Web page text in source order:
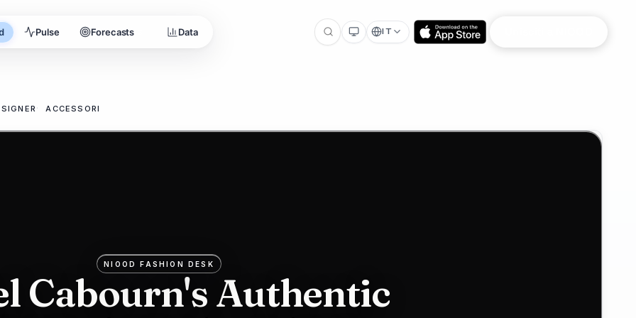
Pulse Forecasts Data IT
ACCESSORI
NIOOD FASHION DESK
Cabourn's Authentic